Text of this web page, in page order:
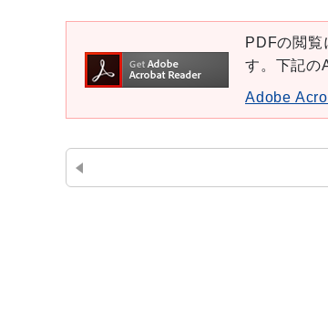
PDFの閲
す。下記の
Adobe